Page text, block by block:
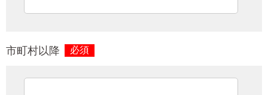
市町村以降 必須